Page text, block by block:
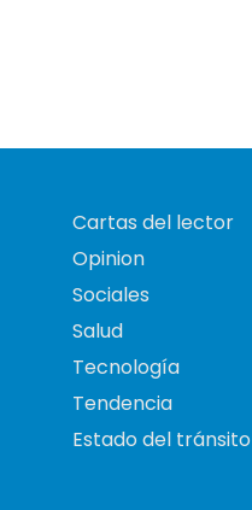
Cartas del lector
Opinion
Sociales
Salud
Tecnología
Tendencia
Estado del tránsito